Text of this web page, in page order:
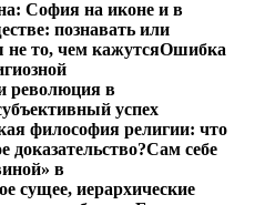
София на иконе и в
познавать или
то, чем кажутсяОшибка
революция в
успех
философия религии: что
доказательство?Сам себе
в
сущее, иерархические